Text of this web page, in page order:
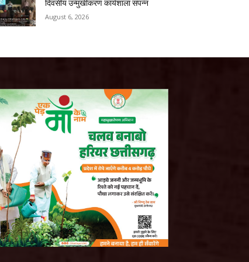
दिवसीय उन्मुखीकरण कार्यशाला संपन्न
August 6, 2026